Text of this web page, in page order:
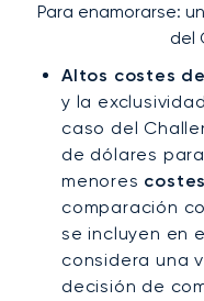
Para enamorarse:
del
Altos costes
y la
caso del
de dólares
menores
comparación
se incluyen en
considera una
decisión de